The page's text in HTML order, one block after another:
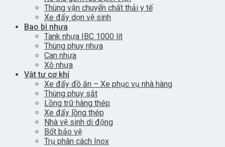
Thùng vận chuyển chất thải y tế
Xe đẩy dọn vệ sinh
Bao bì nhựa
Tank nhựa IBC 1000 lít
Thùng phuy nhựa
Can nhựa
Xô nhựa
Vật tư cơ khí
Xe đẩy đồ ăn – Xe phục vụ nhà hàng
Thùng phuy sắt
Lồng trữ hàng thép
Xe đẩy lồng thép
Nhà vệ sinh di động
Bốt bảo vệ
Trụ phân cách Inox